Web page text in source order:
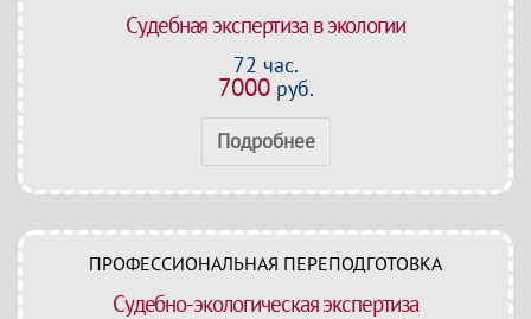
Судебная экспертиза в экологии
72 час.
7000руб.
Подробнее
ПРОФЕССИОНАЛЬНАЯ ПЕРЕПОДГОТОВКА
Судебно-экологическая экспертиза